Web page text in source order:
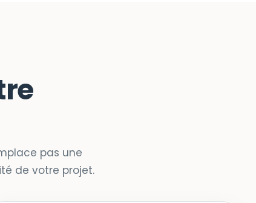
pas une
de votre projet.